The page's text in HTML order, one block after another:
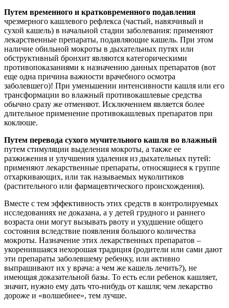
Путем временного и кратковременного подавления
чрезмерного кашлевого рефлекса (частый, навязчивый и
сухой кашель) в начальной стадии заболевания: применяют
лекарственные препараты, подавляющие кашель. При этом
наличие обильной мокроты в дыхательных путях или
обструктивный бронхит являются категорическими
противопоказаниями к назначению данных препаратов (вот
еще одна причина важности врачебного осмотра
заболевшего)! При уменьшении интенсивности кашля или его
трансформации во влажный противокашлевые средства
обычно сразу же отменяют. Исключением является более
длительное применение противокашлевых препаратов при
коклюше.
Путем перевода сухого мучительного кашля во влажный
путем стимуляции выделения мокроты, а также ее
разжижения и улучшения удаления из дыхательных путей:
применяют лекарственные препараты, относящиеся к группе
отхаркивающих, или так называемых муколитиков
(растительного или фармацевтического происхождения).
Вместе с тем эффективность этих средств в контролируемых
исследованиях не доказана, а у детей грудного и раннего
возраста они могут вызывать рвоту и ухудшение общего
состояния вследствие появления большого количества
мокроты. Назначение этих лекарственных препаратов –
укоренившаяся нехорошая традиция (родители или сами дают
эти препараты заболевшему ребенку, или активно
выпрашивают их у врача: а чем же кашель лечить?), не
имеющая доказательной базы. То есть если ребенок кашляет,
значит, нужно ему дать что-нибудь от кашля; чем лекарство
дороже и «волшебнее», тем лучше.